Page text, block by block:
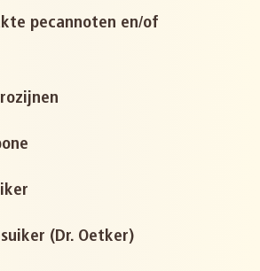
pecannoten en/of
(Dr. Oetker)